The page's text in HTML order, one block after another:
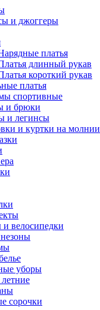
и джоггеры
платья
длинный рукав
короткий рукав
платья
спортивные
и брюки
и легинсы
и куртки на молнии
велосипедки
уборы
сорочки